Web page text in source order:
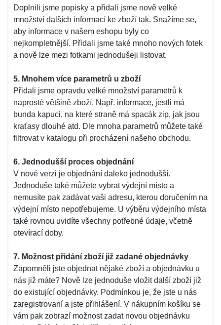
Doplnili jsme popisky a přidali jsme nově velké
množství dalších informací ke zboží tak. Snažíme se,
aby informace v našem eshopu byly co
nejkompletnější. Přidali jsme také mnoho nových fotek
a nově lze mezi fotkami jednodušeji listovat.
5. Mnohem více parametrů u zboží
Přidali jsme opravdu velké množství parametrů k
naprosté většině zboží. Např. informace, jestli má
bunda kapuci, na které straně má spacák zip, jak jsou
kraťasy dlouhé atd. Dle mnoha parametrů můžete také
filtrovat v katalogu při procházení našeho obchodu.
6. Jednodušší proces objednání
V nové verzi je objednání daleko jednodušší.
Jednoduše také můžete vybrat výdejní místo a
nemusíte pak zadávat vaši adresu, kterou doručením na
výdejní místo nepotřebujeme. U výběru výdejního místa
také rovnou uvidíte všechny potřebné údaje, včetně
otevírací doby.
7. Možnost přidání zboží již zadané objednávky
Zapomněli jste objednat nějaké zboží a objednávku u
nás již máte? Nově lze jednoduše vložit další zboží již
do existující objednávky. Podmínkou je, že jste u nás
zaregistrovaní a jste přihlášení. V nákupním košíku se
vám pak zobrazí možnost zadat novou objednávku